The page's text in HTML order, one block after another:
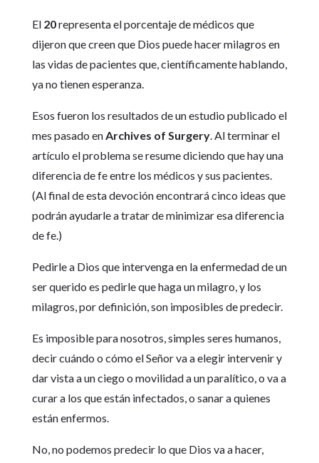
El 20representa el porcentaje de médicos que
dijeron que creen que Dios puede hacer milagros en
las vidas de pacientes que, científicamente hablando,
ya no tienen esperanza.
Esos fueron los resultados de un estudio publicado el
mes pasado enArchives of Surgery. Al terminar el
artículo el problema se resume diciendo que hay una
diferencia de fe entre los médicos y sus pacientes.
(Al final de esta devoción encontrará cinco ideas que
podrán ayudarle a tratar de minimizar esa diferencia
de fe.)
Pedirle a Dios que intervenga en la enfermedad de un
ser querido es pedirle que haga un milagro, y los
milagros, por definición, son imposibles de predecir.
Es imposible para nosotros, simples seres humanos,
decir cuándo o cómo el Señor va a elegir intervenir y
dar vista a un ciego o movilidad a un paralítico, o va a
curar a los que están infectados, o sanar a quienes
están enfermos.
No, no podemos predecir lo que Dios va a hacer,